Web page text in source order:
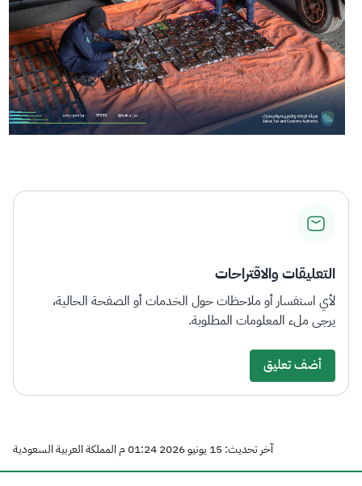
التعليقات والاقتراحات
لأي استفسار أو ملاحظات حول الخدمات أو الصفحة الحالية،
يرجى ملء المعلومات المطلوبة.
أضف تعليق
آخر تحديث: 15 يونيو 2026 01:24 م المملكة العربية السعودية